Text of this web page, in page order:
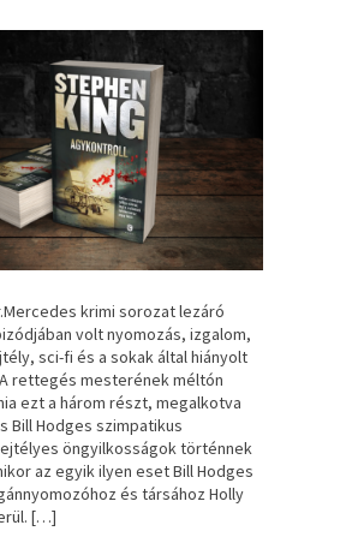
krimi sorozat lezáró
volt nyomozás, izgalom,
sci-fi és a sokak által hiányolt
rettegés mesterének méltón
ezt a három részt, megalkotva
Bill Hodges szimpatikus
öngyilkosságok történnek
az egyik ilyen eset Bill Hodges
és társához Holly
[…]